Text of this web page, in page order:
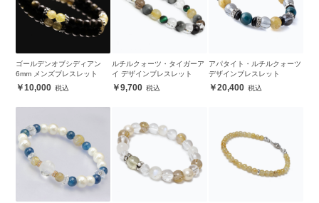
ゴールデンオブシディアン
6mm メンズブレスレット
10,000
ルチルクォーツ・タイガーア
イ デザインブレスレット
9,700
アパタイト・ルチルクォーツ
デザインブレスレット
20,400